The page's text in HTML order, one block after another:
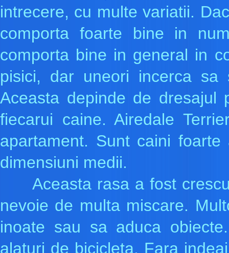
intrecere, cu multe variatii.
comporta foarte bine in
comporta bine in general in
pisici, dar uneori incerca
Aceasta depinde de dresajul
fiecarui caine. Airedale
apartament. Sunt caini
dimensiuni medii.
Aceasta rasa a fost
nevoie de multa miscare.
inoate sau sa aduca
alaturi de bicicleta. Fara